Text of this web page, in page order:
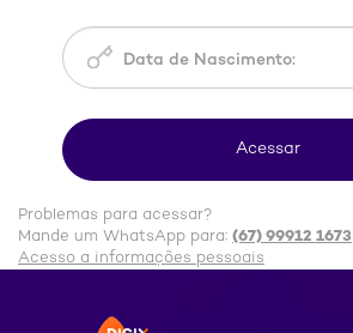
Problemas para acessar?
Mande um WhatsApp para: (67) 99912 1673
Acesso a informações pessoais